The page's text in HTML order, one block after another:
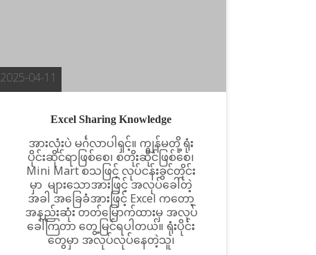
2025-04-11
Excel Sharing Knowledge
အားလုံးပဲ မင်္ဂလာပါရှင့်။ ကျွန်မတို့ ရုံး
ပိုင်းဆိုင်ရာဖြစ်စေ၊ စတိုးဆိုင်ဖြစ်စေ၊
Mini Mart စသဖြင့် လုပ်ငန်းခွင်တိုင်း
မှာ များသောအားဖြင့် အလုပ်ခေါ်တဲ့
အခါ အခြေခံအားဖြင့် Excel ကတော့
အနည်းဆုံး တတ်မြောက်ထားမှ အလုပ်
ခေါ်ကြတာ တွေ့မြင်ရပါတယ်။ ရုံးပိုင်း
တွေမှာ အလုပ်လုပ်နေတဲ့သူ၊